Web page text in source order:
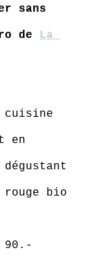
sans
de La
cuisine
en
bio
90.-